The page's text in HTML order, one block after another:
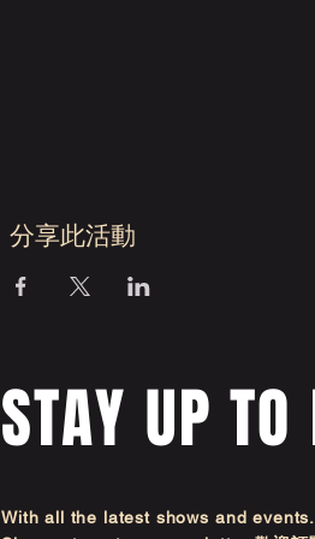
分享此活動
STAY UP TO
With all the latest shows and events.